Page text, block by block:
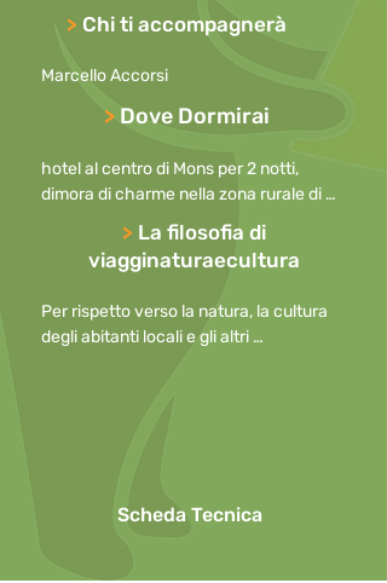
tipiche; escursione speleologica; safari
fotografico con i Big Five dell’Europa
lince, lupo).
> Chi ti accompagnerà
Marcello Accorsi
> Dove Dormirai
hotel al centro di Mons per 2 notti,
dimora di charme nella zona rurale di
Namur per 4 notti.
> La filosofia di
viagginaturaecultura
Per rispetto verso la natura, la cultura
degli abitanti locali e gli altri
Per questioni di sicurezza l’uso di
Scheda Tecnica